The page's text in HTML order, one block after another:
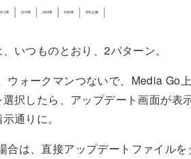
いつものとおり、2パターン。
ウォークマンつないで、Media Go
択したら、アップデート画面が表
通りに。
合は、直接アップデートファイルを